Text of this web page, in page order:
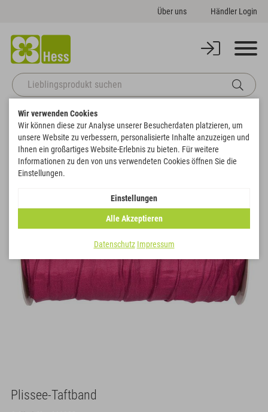
Über uns Händler Login
Startseite Sale Plissee-Taftband Zurück zur Artikelübersicht
SALE
Plissee-Taftband
Wir verwenden Cookies
Wir können diese zur Analyse unserer Besucherdaten platzieren, um
unsere Website zu verbessern, personalisierte Inhalte anzuzeigen und
Ihnen ein großartiges Website-Erlebnis zu bieten. Für weitere
Informationen zu den von uns verwendeten Cookies öffnen Sie die
Einstellungen.
Einstellungen
Alle Akzeptieren
Datenschutz Impressum